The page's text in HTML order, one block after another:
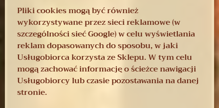
Pliki cookies mogą być również
wykorzystywane przez sieci reklamowe (w
szczególności sieć Google) w celu wyświetlania
reklam dopasowanych do sposobu, w jaki
Usługobiorca korzysta ze Sklepu. W tym celu
mogą zachować informację o ścieżce nawigacji
Usługobiorcy lub czasie pozostawania na danej
stronie.